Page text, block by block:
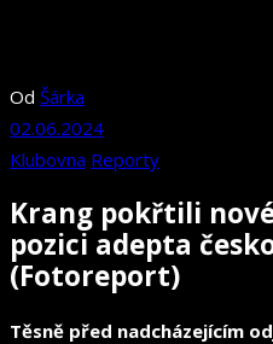
Od Šárka
02.06.2024
Klubovna Reporty
Krang pokřtili
pozici adepta
(Fotoreport)
Těsně před nadcházejícím